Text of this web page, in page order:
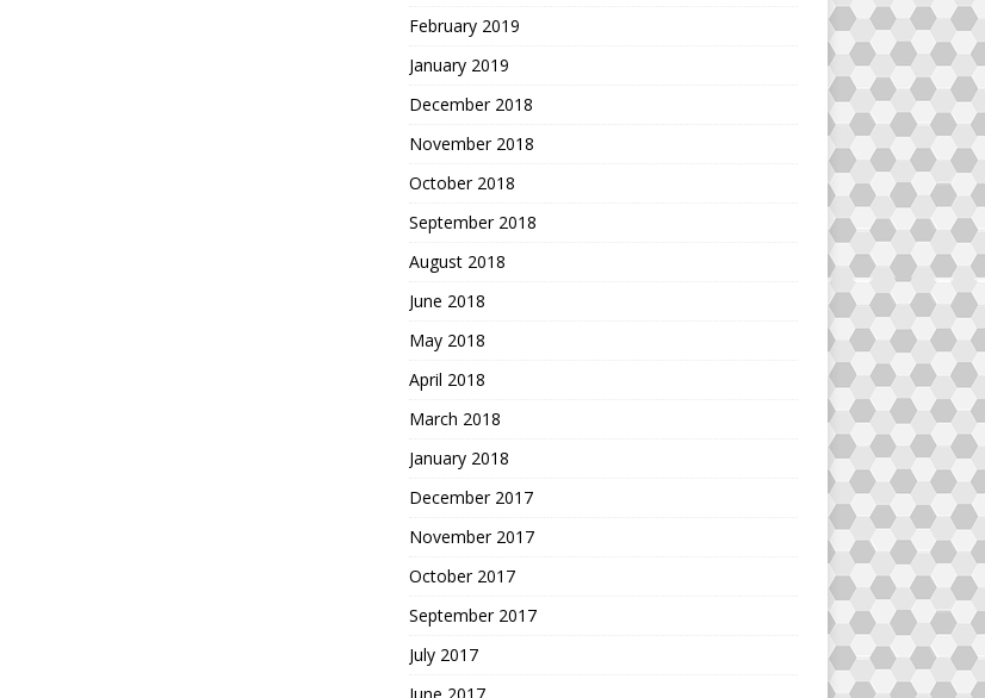
February 2019
January 2019
December 2018
November 2018
October 2018
September 2018
August 2018
June 2018
May 2018
April 2018
March 2018
January 2018
December 2017
November 2017
October 2017
September 2017
July 2017